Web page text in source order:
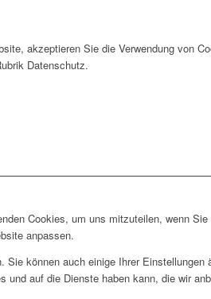
akzeptieren Sie die Verwendung von
Datenschutz.
Cookies, um uns mitzuteilen, wenn
anpassen.
können auch einige Ihrer
und auf die Dienste haben kann, die wir